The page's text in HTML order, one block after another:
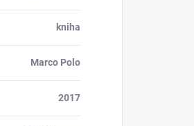
kniha
Marco Polo
2017